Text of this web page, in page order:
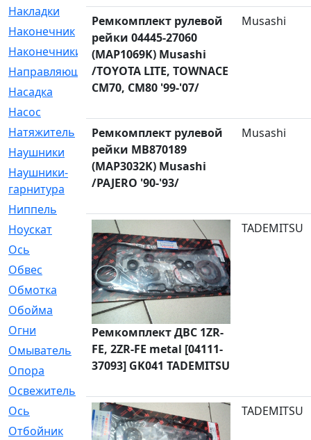
Накладки
[1]
Наконечник
[743]
Наконечники
[119]
Направляющая
[43]
Насадка
[16]
Насос
Натяжитель
[125]
Наушники
[8]
Наушники-
гарнитура
[2]
Ниппель
[1]
Ноускат
[53]
Оcь
[2]
Обвес
[3]
Обмотка
[4]
Обойма
[14]
Огни
[1]
Омыватель
[4]
Опора
[1]
Освежитель
Ось
[4]
Отбойник
[287]
Ремкомплект рулевой
рейки 04445-27060
(MAP1069K) Musashi
/TOYOTA LITE, TOWNACE
CM70, CM80 '99-'07/
Musashi
Ремкомплект рулевой
рейки MB870189
(MAP3032K) Musashi
/PAJERO '90-'93/
Musashi
Ремкомплект ДВС 1ZR-
FE, 2ZR-FE metal [04111-
37093] GK041 TADEMITSU
TADEMITSU
TADEMITSU